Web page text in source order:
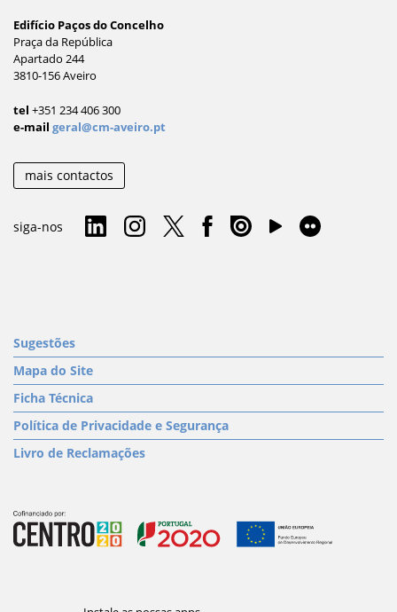
Edifício Paços do Concelho
Praça da República
Apartado 244
3810-156 Aveiro
tel +351 234 406 300
e-mail geral@cm-aveiro.pt
mais contactos
siga-nos
Sugestões
Mapa do Site
Ficha Técnica
Política de Privacidade e Segurança
Livro de Reclamações